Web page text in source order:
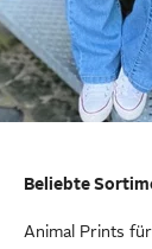
Beliebte
Animal Prints